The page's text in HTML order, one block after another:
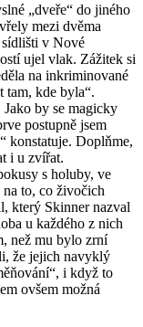
„dveře“ do jiného
mezi dvěma
v Nové
ujel vlak. Zážitek si
na inkriminované
tam, kde byla“.
by se magicky
postupně jsem
konstatuje. Doplňme,
i u zvířat.
s holuby, ve
to, co živočich
který Skinner nazval
u každého z nich
než mu bylo zrní
že jejich navyklý
i když to
ovšem možná